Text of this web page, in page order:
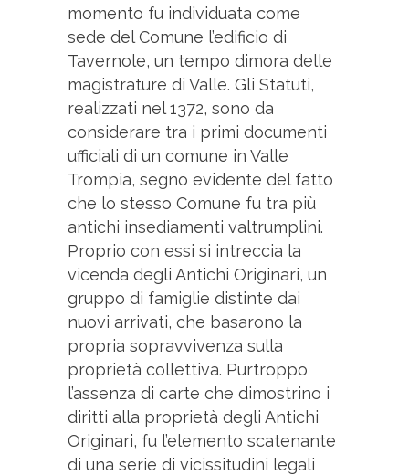
momento fu individuata come
sede del Comune l’edificio di
Tavernole, un tempo dimora delle
magistrature di Valle. Gli Statuti,
realizzati nel 1372, sono da
considerare tra i primi documenti
ufficiali di un comune in Valle
Trompia, segno evidente del fatto
che lo stesso Comune fu tra più
antichi insediamenti valtrumplini.
Proprio con essi si intreccia la
vicenda degli Antichi Originari, un
gruppo di famiglie distinte dai
nuovi arrivati, che basarono la
propria sopravvivenza sulla
proprietà collettiva. Purtroppo
l’assenza di carte che dimostrino i
diritti alla proprietà degli Antichi
Originari, fu l’elemento scatenante
di una serie di vicissitudini legali